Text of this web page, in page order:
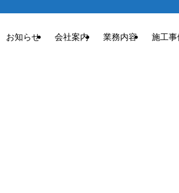
お知らせ 会社案内 業務内容 施工事